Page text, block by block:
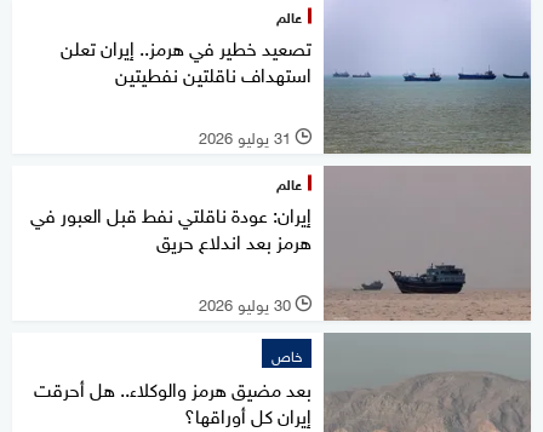
عالم
تصعيد خطير في هرمز.. إيران تعلن
استهداف ناقلتين نفطيتين
l 31 يوليو 2026
عالم
إيران: عودة ناقلتي نفط قبل العبور في
هرمز بعد اندلاع حريق
l 30 يوليو 2026
خاص
بعد مضيق هرمز والوكلاء.. هل أحرقت
إيران كل أوراقها؟